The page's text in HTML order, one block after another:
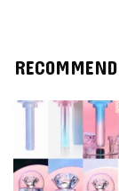
RECOMMEND